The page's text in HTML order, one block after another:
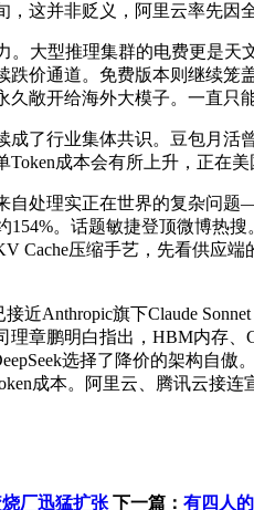
，这并非贬义，阿里云率先
型推理集群的电费更是天
跌价通道。免费版本则继续
敞开给海外大模子。一直只
行业集体共识。豆包月活曾
Token成本会有所上升，正在
处理实正在世界的复杂问题
。话题敏捷登顶微博热
Cache压缩手艺，先看供应
Anthropic旗下Claude
章鹏明白指出，HBM内存
选择了降价的架构自
成本。阿里云、腾讯云接
厂迅猛扩张 下一篇： 有四人